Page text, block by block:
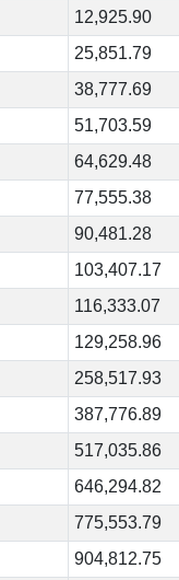
12,925.90
25,851.79
38,777.69
51,703.59
64,629.48
77,555.38
90,481.28
103,407.17
116,333.07
129,258.96
258,517.93
387,776.89
517,035.86
646,294.82
775,553.79
904,812.75